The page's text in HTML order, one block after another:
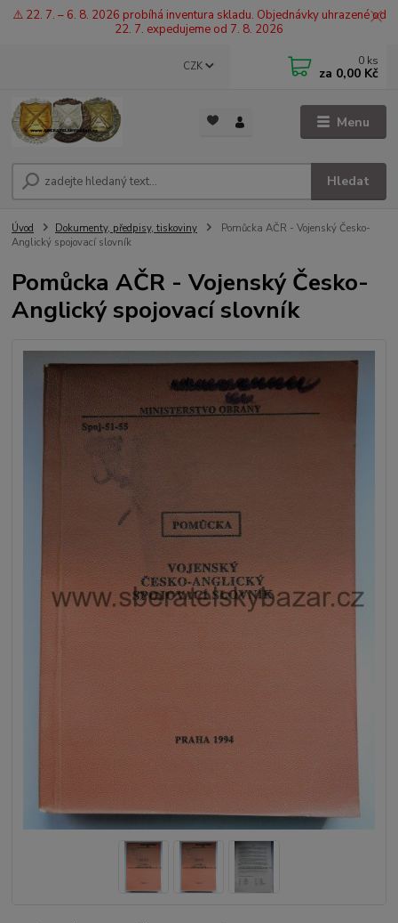
⚠️ 22. 7. – 6. 8. 2026 probíhá inventura skladu. Objednávky uhrazené od
22. 7. expedujeme od 7. 8. 2026
Menu
CZK
Hledat
0 ks
za 0,00 Kč
Úvod Dokumenty, předpisy, tiskoviny
Pomůcka AČR - Vojenský Česko-
Anglický spojovací slovník
Pomůcka AČR - Vojenský Česko-
Anglický spojovací slovník